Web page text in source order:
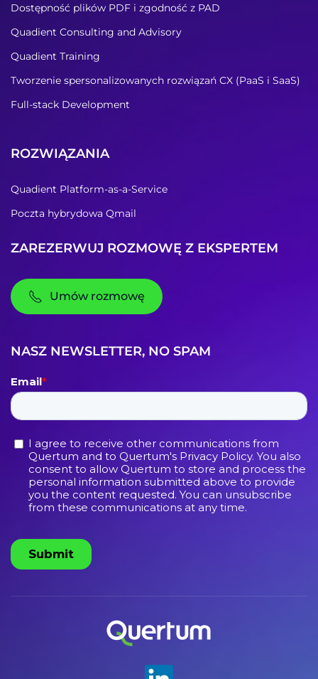
Dostępność plików PDF i zgodność z PAD
Quadient Consulting and Advisory
Quadient Training
Tworzenie spersonalizowanych rozwiązań CX (PaaS i SaaS)
Full-stack Development
ROZWIĄZANIA
Quadient Platform-as-a-Service
Poczta hybrydowa Qmail
ZAREZERWUJ ROZMOWĘ Z EKSPERTEM
Umów rozmowę
NASZ NEWSLETTER, NO SPAM